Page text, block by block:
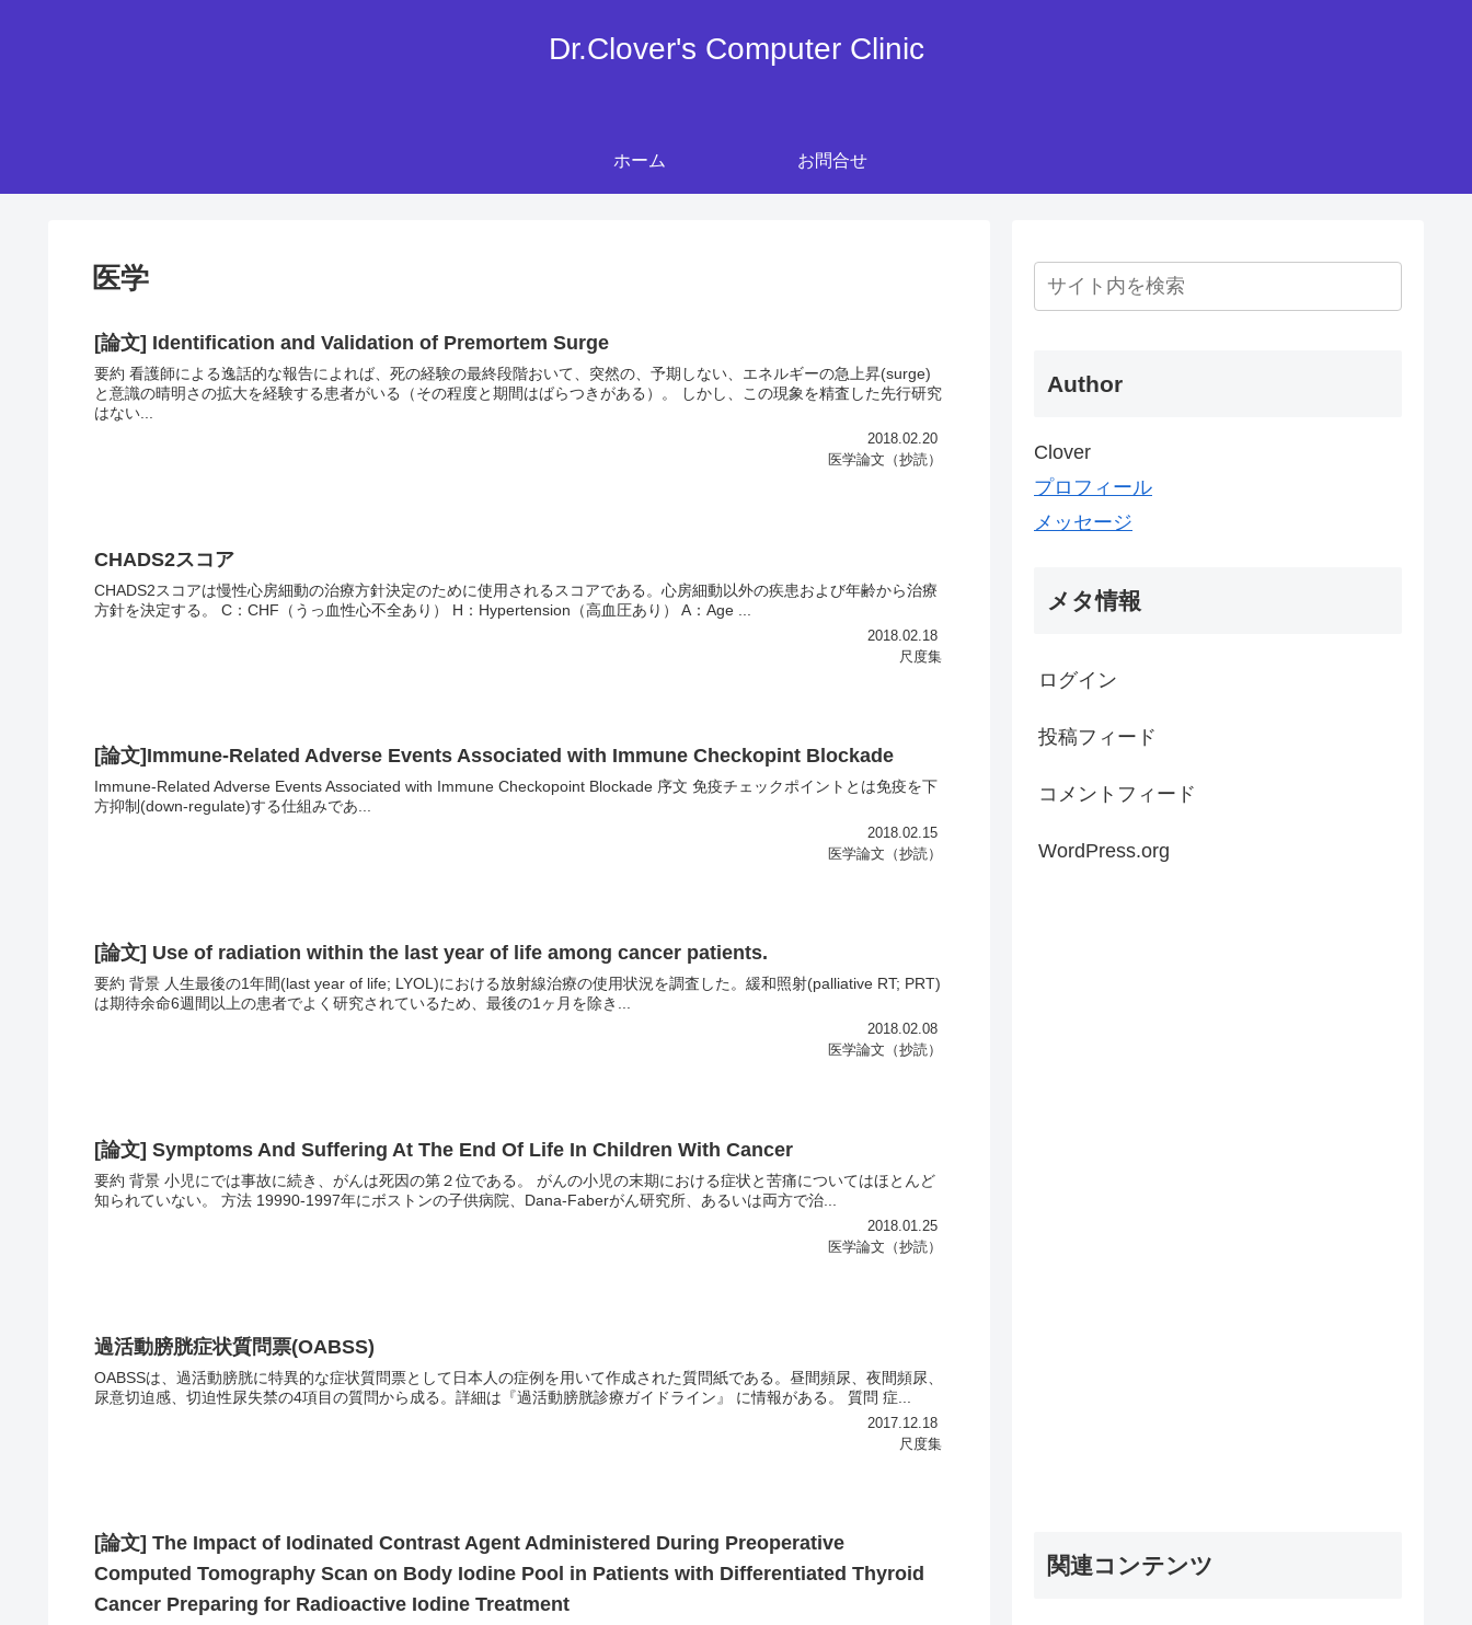
Dr.Clover's Computer Clinic
ホーム お問合せ
医学
[論文] Identification and Validation of Premortem Surge
要約 看護師による逸話的な報告によれば、死の経験の最終段階おいて、突然の、予期しない、エネルギーの急上昇(surge)
と意識の晴明さの拡大を経験する患者がいる（その程度と期間はばらつきがある）。 しかし、この現象を精査した先行研究
はない...
2018.02.20
医学論文（抄読）
CHADS2スコア
CHADS2スコアは慢性心房細動の治療方針決定のために使用されるスコアである。心房細動以外の疾患および年齢から治療
方針を決定する。 C：CHF（うっ血性心不全あり） H：Hypertension（高血圧あり） A：Age ...
2018.02.18
尺度集
[論文]Immune-Related Adverse Events Associated with Immune Checkopint Blockade
Immune-Related Adverse Events Associated with Immune Checkopoint Blockade 序文 免疫チェックポイントとは免疫を下
方抑制(down-regulate)する仕組みであ...
2018.02.15
医学論文（抄読）
[論文] Use of radiation within the last year of life among cancer patients.
要約 背景 人生最後の1年間(last year of life; LYOL)における放射線治療の使用状況を調査した。緩和照射(palliative RT; PRT)
は期待余命6週間以上の患者でよく研究されているため、最後の1ヶ月を除き...
2018.02.08
医学論文（抄読）
[論文] Symptoms And Suffering At The End Of Life In Children With Cancer
要約 背景 小児にでは事故に続き、がんは死因の第２位である。 がんの小児の末期における症状と苦痛についてはほとんど
知られていない。 方法 19990-1997年にボストンの子供病院、Dana-Faberがん研究所、あるいは両方で治...
2018.01.25
医学論文（抄読）
過活動膀胱症状質問票(OABSS)
OABSSは、過活動膀胱に特異的な症状質問票として日本人の症例を用いて作成された質問紙である。昼間頻尿、夜間頻尿、
尿意切迫感、切迫性尿失禁の4項目の質問から成る。詳細は『過活動膀胱診療ガイドライン』 に情報がある。 質問 症...
2017.12.18
尺度集
[論文] The Impact of Iodinated Contrast Agent Administered During Preoperative
Computed Tomography Scan on Body Iodine Pool in Patients with Differentiated Thyroid
Cancer Preparing for Radioactive Iodine Treatment
Author
Clover
プロフィール
メッセージ
メタ情報
ログイン
投稿フィード
コメントフィード
WordPress.org
関連コンテンツ